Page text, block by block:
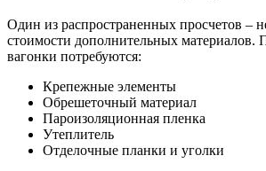
Один из распространенных просчетов –
стоимости дополнительных материалов.
вагонки потребуются:
Крепежные элементы
Обрешеточный материал
Пароизоляционная пленка
Утеплитель
Отделочные планки и уголки